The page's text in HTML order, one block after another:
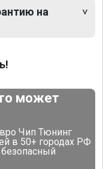
на
может
Чип Тюнинг
в 50+ городах РФ